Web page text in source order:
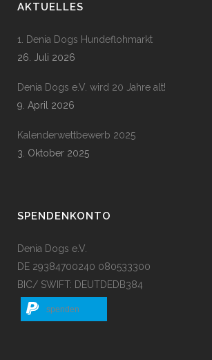
AKTUELLES
1. Denia Dogs Hundeflohmarkt
26. Juli 2026
Denia Dogs e.V. wird 20 Jahre alt!
9. April 2026
Kalenderwettbewerb 2025
3. Oktober 2025
SPENDENKONTO
Denia Dogs e.V.
DE 29384700240 080533300
BIC/ SWIFT: DEUTDEDB384
spenden